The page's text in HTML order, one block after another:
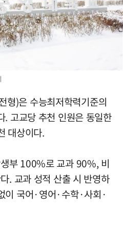
형)은 수능최저학력기준의
. 고교당 추천 인원은 동일한
대상이다.
부 100%로 교과 90%, 비
. 교과 성적 산출 시 반영하
이 국어·영어·수학·사회·